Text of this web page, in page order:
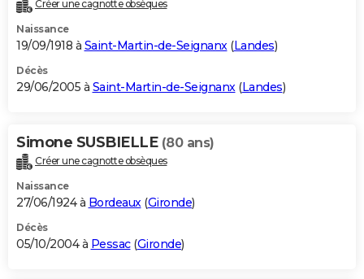
Créer une cagnotte obsèques
Naissance
19/09/1918 à Saint-Martin-de-Seignanx(Landes)
Décès
29/06/2005 à Saint-Martin-de-Seignanx(Landes)
Simone SUSBIELLE (80 ans)
Créer une cagnotte obsèques
Naissance
27/06/1924 à Bordeaux(Gironde)
Décès
05/10/2004 à Pessac(Gironde)